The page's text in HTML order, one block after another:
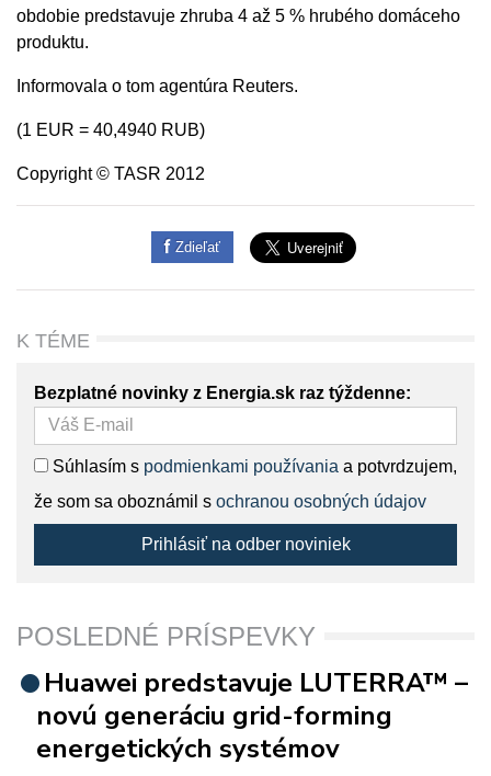
obdobie predstavuje zhruba 4 až 5 % hrubého domáceho
produktu.
Informovala o tom agentúra Reuters.
(1 EUR = 40,4940 RUB)
Copyright © TASR 2012
Zdieľať
K TÉME
Bezplatné novinky z Energia.sk raz týždenne:
Súhlasím s podmienkami používania a potvrdzujem,
že som sa oboznámil s ochranou osobných údajov
Prihlásiť na odber noviniek
POSLEDNÉ PRÍSPEVKY
Huawei predstavuje LUTERRA™ –
novú generáciu grid-forming
energetických systémov